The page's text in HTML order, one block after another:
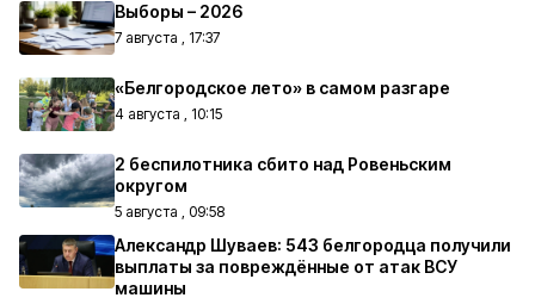
Выборы – 2026
7 августа , 17:37
«Белгородское лето» в самом разгаре
4 августа , 10:15
2 беспилотника сбито над Ровеньским
округом
5 августа , 09:58
Александр Шуваев: 543 белгородца получили
выплаты за повреждённые от атак ВСУ
машины